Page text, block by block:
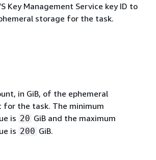
Key Management Service key ID to
storage for the task.
in GiB, of the ephemeral
for the task. The minimum
is 20 GiB and the maximum
is 200 GiB.